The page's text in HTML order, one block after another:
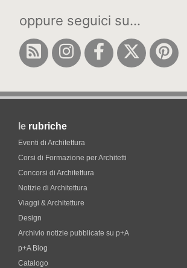
oppure seguici su...
le rubriche
Eventi di Architettura
Corsi di Formazione per Architetti
Concorsi di Architettura
Notizie di Architettura
Viaggi & Architetture
Design
Archivio notizie pubblicate su p+A
p+A Blog
Catalogo